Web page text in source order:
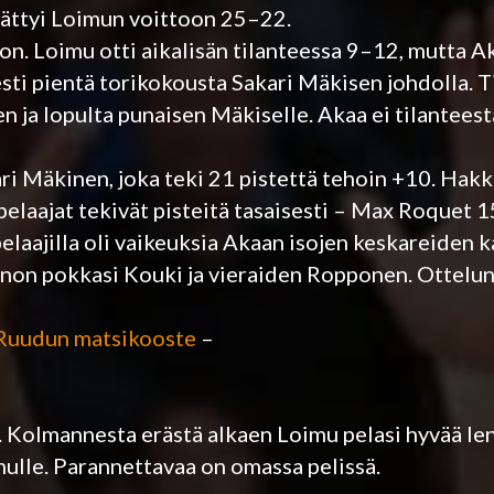
Loimun voittoon 25–22.
Loimu otti aikalisän tilanteessa 9–12, mutta
pientä torikokousta Sakari Mäkisen johdolla.
ja lopulta punaisen Mäkiselle. Akaa ei
Mäkinen, joka teki 21 pistettä tehoin +10.
tekivät pisteitä tasaisesti – Max Roquet
oli vaikeuksia Akaan isojen keskareiden
pokkasi Kouki ja vieraiden Ropponen.
matsikooste –
erästä alkaen Loimu pelasi hyvää
Parannettavaa on omassa pelissä.